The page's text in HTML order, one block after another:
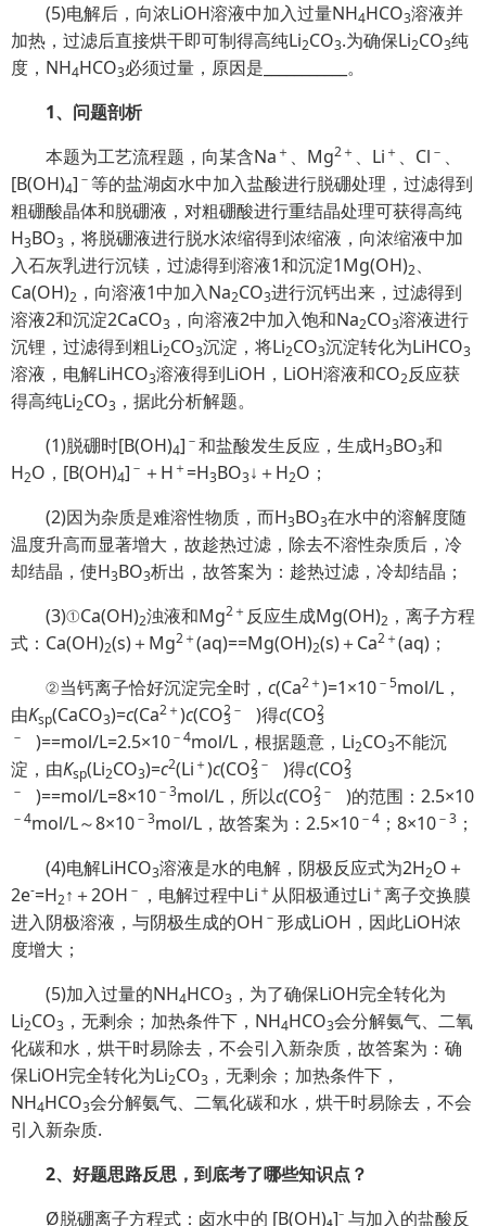
(5)电解后，向浓LiOH溶液中加入过量NH4HCO3溶液并
加热，过滤后直接烘干即可制得高纯Li2CO3.为确保Li2CO3纯
度，NH4HCO3必须过量，原因是___________。
1、问题剖析
本题为工艺流程题，向某含Na ＋ 、Mg2＋ 、Li ＋ 、Cl － 、
[B(OH)4] －等的盐湖卤水中加入盐酸进行脱硼处理，过滤得到
粗硼酸晶体和脱硼液，对粗硼酸进行重结晶处理可获得高纯
H3BO3 ，将脱硼液进行脱水浓缩得到浓缩液，向浓缩液中加
入石灰乳进行沉镁，过滤得到溶液1和沉淀1Mg(OH)2、
Ca(OH)2 ，向溶液1中加入Na2CO3进行沉钙出来，过滤得到
溶液2和沉淀2CaCO3 ，向溶液2中加入饱和Na2CO3溶液进行
沉锂，过滤得到粗Li2CO3沉淀，将Li2CO3沉淀转化为LiHCO3
溶液，电解LiHCO3溶液得到LiOH，LiOH溶液和CO2反应获
得高纯Li2CO3 ，据此分析解题。
(1)脱硼时[B(OH)4] －和盐酸发生反应，生成H3BO3和
H2O，[B(OH)4] － ＋H ＋ =H3BO3↓＋H2O；
(2)因为杂质是难溶性物质，而H3BO3在水中的溶解度随
温度升高而显著增大，故趁热过滤，除去不溶性杂质后，冷
却结晶，使H3BO3析出，故答案为：趁热过滤，冷却结晶；
(3)①Ca(OH)2浊液和Mg2＋ 反应生成Mg(OH)2 ，离子方程
式：Ca(OH)2(s)＋Mg2＋(aq)==Mg(OH)2(s)＋Ca2＋(aq)；
②当钙离子恰好沉淀完全时， c(Ca2＋)=1×10－5mol/L，
由Ksp(CaCO3)=c(Ca2＋)c(CO3
2－ )得c(CO3
2
－
)==mol/L=2.5×10－4mol/L，根据题意，Li2CO3不能沉
淀，由Ksp(Li2CO3)=c2(Li ＋)c(CO3
2－ )得c(CO3
2
－
)==mol/L=8×10－3mol/L，所以c(CO3
2－ )的范围：2.5×10
－4mol/L～8×10－3mol/L，故答案为：2.5×10－4 ；8×10－3 ；
(4)电解LiHCO3溶液是水的电解，阴极反应式为2H2O＋
2e-=H2↑＋2OH － ，电解过程中Li ＋ 从阳极通过Li ＋离子交换膜
进入阴极溶液，与阴极生成的OH －形成LiOH，因此LiOH浓
度增大；
(5)加入过量的NH4HCO3 ，为了确保LiOH完全转化为
Li2CO3 ，无剩余；加热条件下，NH4HCO3会分解氨气、二氧
化碳和水，烘干时易除去，不会引入新杂质，故答案为：确
保LiOH完全转化为Li2CO3 ，无剩余；加热条件下，
NH4HCO3会分解氨气、二氧化碳和水，烘干时易除去，不会
引入新杂质.
2、好题思路反思，到底考了哪些知识点？
Ø脱硼离子方程式：卤水中的 [B(OH)₄]⁻ 与加入的盐酸反